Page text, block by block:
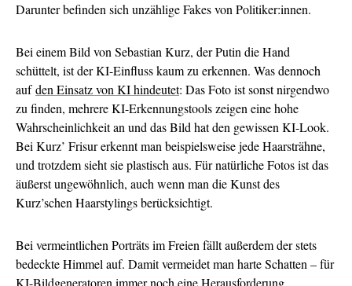
Darunter befinden sich unzählige Fakes von Politiker:innen.
Bei einem Bild von Sebastian Kurz, der Putin die Hand
schüttelt, ist der KI-Einfluss kaum zu erkennen. Was dennoch
aufden Einsatz von KI hindeutet: Das Foto ist sonst nirgendwo
zu finden, mehrere KI-Erkennungstools zeigen eine hohe
Wahrscheinlichkeit an und das Bild hat den gewissen KI-Look.
Bei Kurz’ Frisur erkennt man beispielsweise jede Haarsträhne,
und trotzdem sieht sie plastisch aus. Für natürliche Fotos ist das
äußerst ungewöhnlich, auch wenn man die Kunst des
Kurz’schen Haarstylings berücksichtigt.
Bei vermeintlichen Porträts im Freien fällt außerdem der stets
bedeckte Himmel auf. Damit vermeidet man harte Schatten – für